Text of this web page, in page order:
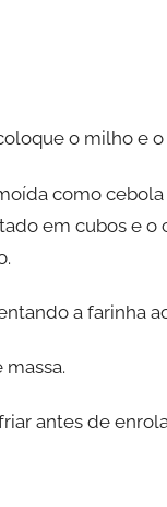
o milho e o
como
em cubos e
a farinha
antes de